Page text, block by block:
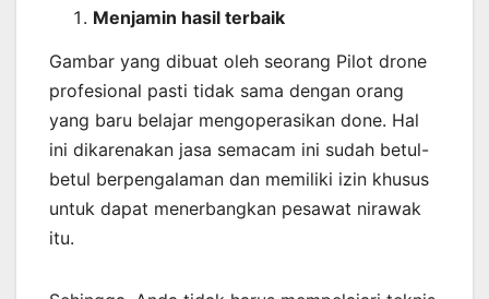
Menjamin hasil terbaik
Gambar yang dibuat oleh seorang Pilot drone
profesional pasti tidak sama dengan orang
yang baru belajar mengoperasikan done. Hal
ini dikarenakan jasa semacam ini sudah betul-
betul berpengalaman dan memiliki izin khusus
untuk dapat menerbangkan pesawat nirawak
itu.